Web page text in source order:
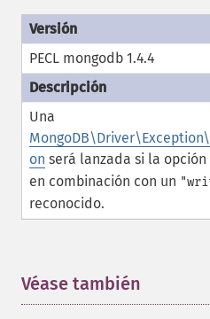
PECL mongodb 1.4.4
Una
on será lanzada si la opción
en combinación con un
reconocido.
Véase también